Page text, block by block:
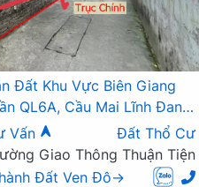
Đất Khu Vực Biên Giang
QL6A, Cầu Mai Lĩnh Đang
Vấn
Đất Thổ Cư
Giao Thông Thuận Tiện
Đất Ven Đô→